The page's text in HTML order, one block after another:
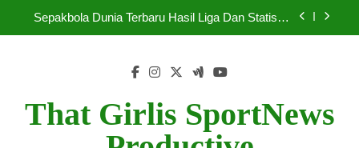
Sepakbola Dunia Terbaru Hasil Liga Dan Statistik
Klub Elite Eropa Siapkan Perombakan Besar
That Girlis SportNews